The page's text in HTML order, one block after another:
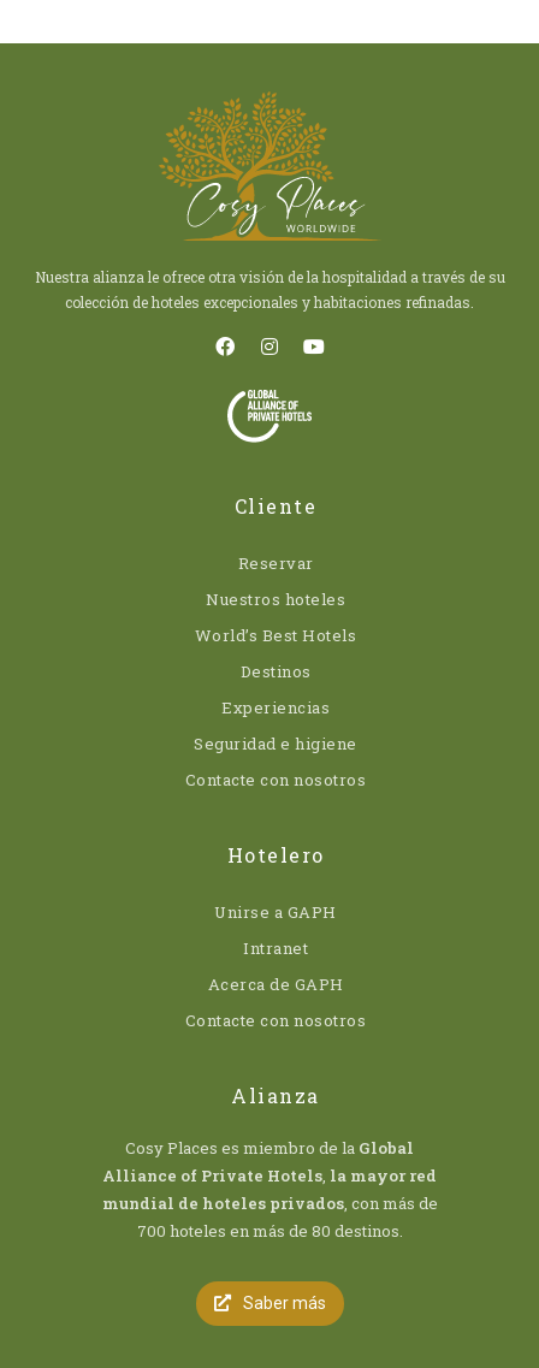
Nuestra alianza le ofrece otra visión de la hospitalidad a través de su
colección de hoteles excepcionales y habitaciones refinadas.
Cliente
Reservar
Nuestros hoteles
World’s Best Hotels
Destinos
Experiencias
Seguridad e higiene
Contacte con nosotros
Hotelero
Unirse a GAPH
Intranet
Acerca de GAPH
Contacte con nosotros
Alianza
Cosy Places es miembro de la Global
Alliance of Private Hotels la mayor red
mundial de hoteles privados, con más de
700 hoteles en más de 80 destinos.
Saber más